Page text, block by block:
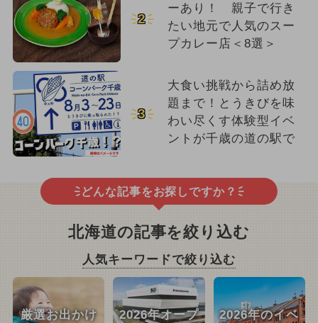
2
ーあり！ 親子で行き
たい地元で人気のスー
プカレー店＜8選＞
3
大食い挑戦から詰め放
題まで！とうきびを味
わい尽くす体験型イベ
ントが千歳の道の駅で
どんな記事をお探しですか？
北海道の記事を絞り込む
人気キーワードで絞り込む
厳選お出かけ
2026年オープ
2026年のイベ